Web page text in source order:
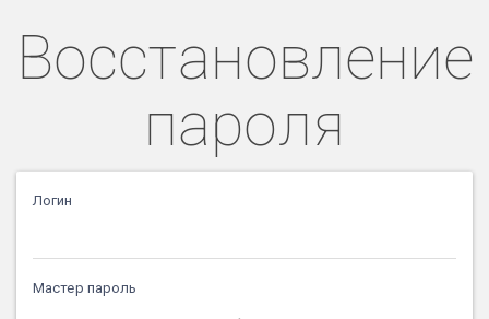
Восстановление
пароля
Логин
Мастер пароль